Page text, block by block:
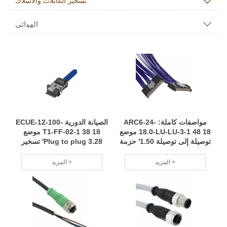
الهوائي 
الصيانة الدورية ECUE-12-100-
T1-FF-02-1 38 18 موضع
Plug to plug 3.28' تسخير
الاحترافي RCD
المزيد +
مواصفات كاملة: ARC6-24-
18.0-LU-LU-3-1 48 18 موضع
توصيلة إلى توصيلة 1.50' حزمة
مخصصة حسب الطلب RCD
المزيد +